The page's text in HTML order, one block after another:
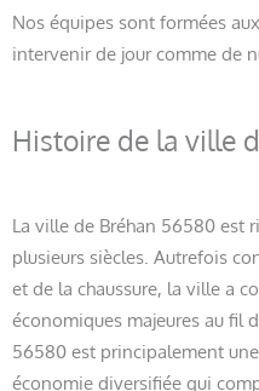
Nos équipes sont formées
intervenir de jour comme de
Histoire de la ville
La ville de Bréhan 56580 est
plusieurs siècles. Autrefois
et de la chaussure, la ville a
économiques majeures au fil
56580 est principalement
économie diversifiée qui